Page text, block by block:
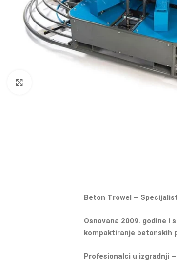
Beton Trowel –
Osnovana 2009. godine i
kompaktiranje betonskih
Profesionalci u izgradnji